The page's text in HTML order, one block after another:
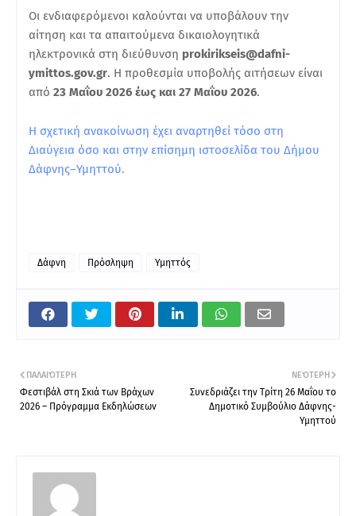
Οι ενδιαφερόμενοι καλούνται να υποβάλουν την
αίτηση και τα απαιτούμενα δικαιολογητικά
ηλεκτρονικά στη διεύθυνση prokirikseis@dafni-
ymittos.gov.gr. Η προθεσμία υποβολής αιτήσεων είναι
από 23 Μαΐου 2026 έως και 27 Μαΐου 2026.
Η σχετική ανακοίνωση έχει αναρτηθεί τόσο στη
Διαύγεια όσο και στην επίσημη ιστοσελίδα του Δήμου
Δάφνης–Υμηττού.
Δάφνη Πρόσληψη Υμηττός
ΝΕΌΤΕΡΗ
Συνεδριάζει την Τρίτη 26 Μαΐου το
Δημοτικό Συμβούλιο Δάφνης-
Υμηττού
ΠΑΛΑΙΌΤΕΡΗ
Φεστιβάλ στη Σκιά των Βράχων
2026 – Πρόγραμμα Εκδηλώσεων